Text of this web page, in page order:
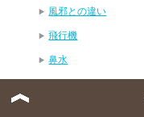
風邪との違い
飛行機
鼻水